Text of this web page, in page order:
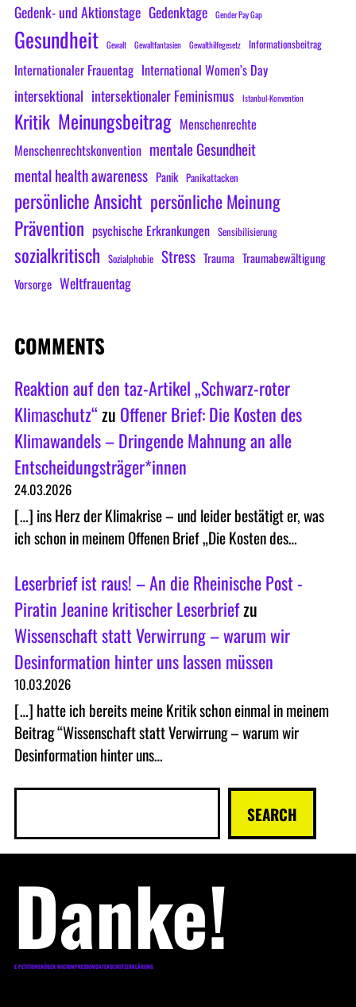
Gedenk- und Aktionstage Gedenktage Gender Pay Gap
Gesundheit Gewalt Gewaltfantasien Gewalthilfegesetz Informationsbeitrag
Internationaler Frauentag International Women’s Day
intersektional intersektionaler Feminismus Istanbul-Konvention
Kritik Meinungsbeitrag Menschenrechte
Menschenrechtskonvention mentale Gesundheit
mental health awareness Panik Panikattacken
persönliche Ansicht persönliche Meinung
Prävention psychische Erkrankungen Sensibilisierung
sozialkritisch Sozialphobie Stress Trauma Traumabewältigung
Vorsorge Weltfrauentag
COMMENTS
Reaktion auf den taz-Artikel „Schwarz-roter
Klimaschutz“zu Offener Brief: Die Kosten des
Klimawandels – Dringende Mahnung an alle
Entscheidungsträger*innen
24.03.2026
[…] ins Herz der Klimakrise – und leider bestätigt er, was
ich schon in meinem Offenen Brief „Die Kosten des…
Leserbrief ist raus! – An die Rheinische Post -
Piratin Jeanine kritischer Leserbriefzu
Wissenschaft statt Verwirrung – warum wir
Desinformation hinter uns lassen müssen
10.03.2026
[…] hatte ich bereits meine Kritik schon einmal in meinem
Beitrag “Wissenschaft statt Verwirrung – warum wir
Desinformation hinter uns…
c
SEARCH
Danke!
E-PETITIONENÜBER MICHIMPRESSUMDATENSCHUTZERKLÄRUNG